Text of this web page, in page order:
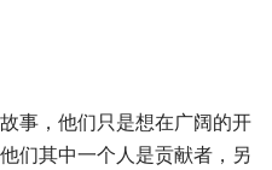
事，他们只是想在广阔的开
们其中一个人是贡献者，另